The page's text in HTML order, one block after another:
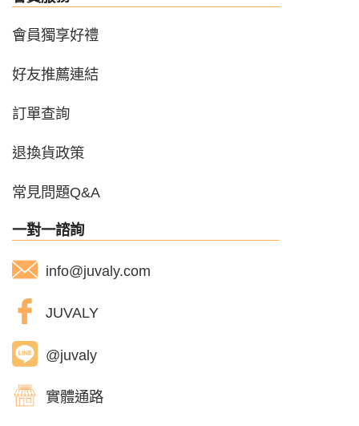
會員獨享好禮
好友推薦連結
訂單查詢
退換貨政策
常見問題Q&A
一對一諮詢
info@juvaly.com
JUVALY
@juvaly
實體通路